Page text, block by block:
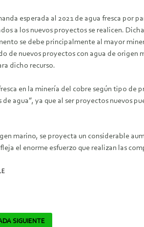
esperada al 2021 de agua fresca por
a los nuevos proyectos se realicen.
se debe principalmente al mayor
de nuevos proyectos con agua de origen
dicho recurso.
en la minería del cobre según tipo de
agua”, ya que al ser proyectos nuevos
marino, se proyecta un considerable
el enorme esfuerzo que realizan las
SIGUIENTE